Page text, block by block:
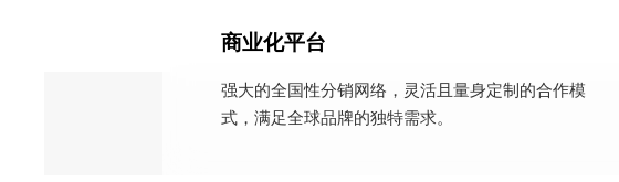
商业化平台
强大的全国性分销网络，灵活且量身定制的合作模
式，满足全球品牌的独特需求。